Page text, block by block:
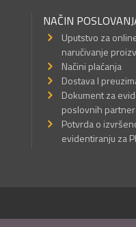
NAČIN
Uputstvo za
naručivanje
Načini plaćanja
Dostava I
Dokument za
poslovnih
Potvrda o
evidentiranju za